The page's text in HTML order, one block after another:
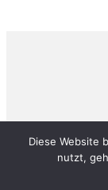
Diese Website
nutzt,